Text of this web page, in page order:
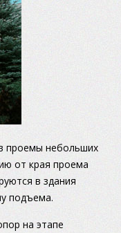
проемы небольших
от края проема
в здания
подъема.
на этапе